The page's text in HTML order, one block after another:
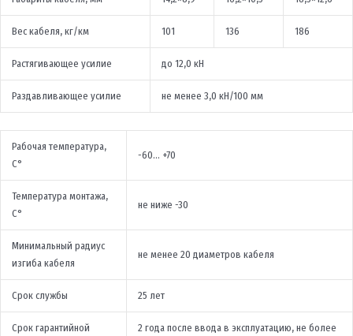
Вес кабеля, кг/км 101 136 186
Растягивающее усилие до 12,0 кН
Раздавливающее усилие не менее 3,0 кН/100 мм
Рабочая температура,
С°
-60… +70
Температура монтажа,
С°
не ниже -30
Минимальный радиус
изгиба кабеля
не менее 20 диаметров кабеля
Срок службы 25 лет
Срок гарантийной
2 года после ввода в эксплуатацию, не более